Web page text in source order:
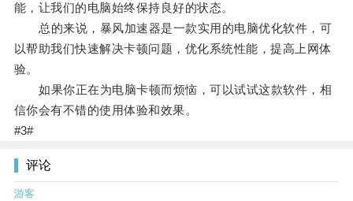
能，让我们的电脑始终保持良好的状态。
总的来说，暴风加速器是一款实用的电脑优化软件，可
以帮助我们快速解决卡顿问题，优化系统性能，提高上网体
验。
如果你正在为电脑卡顿而烦恼，可以试试这款软件，相
信你会有不错的使用体验和效果。
#3#
评论
游客